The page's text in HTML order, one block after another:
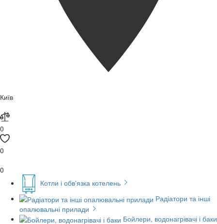
Київ
0
0
0
Котли і обв'язка котелень
Радіатори та інші
опалювальні прилади
Бойлери, водонагрівачі і баки